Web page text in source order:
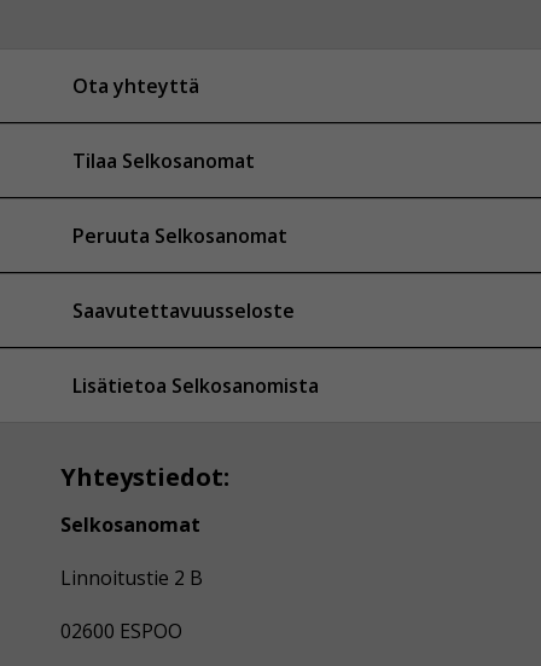
Ota yhteyttä
Tilaa Selkosanomat
Peruuta Selkosanomat
Saavutettavuusseloste
Lisätietoa Selkosanomista
Yhteystiedot:
Selkosanomat
Linnoitustie 2 B
02600 ESPOO